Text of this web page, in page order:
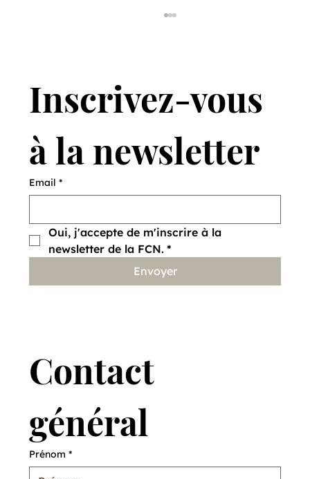
Vendre des lièvres pour en sauver
d'autres
Inscrivez-vous
à la newsletter
Email *
Oui, j'accepte de m'inscrire à la
newsletter de la FCN. *
Envoyer
Contact
général
Prénom *